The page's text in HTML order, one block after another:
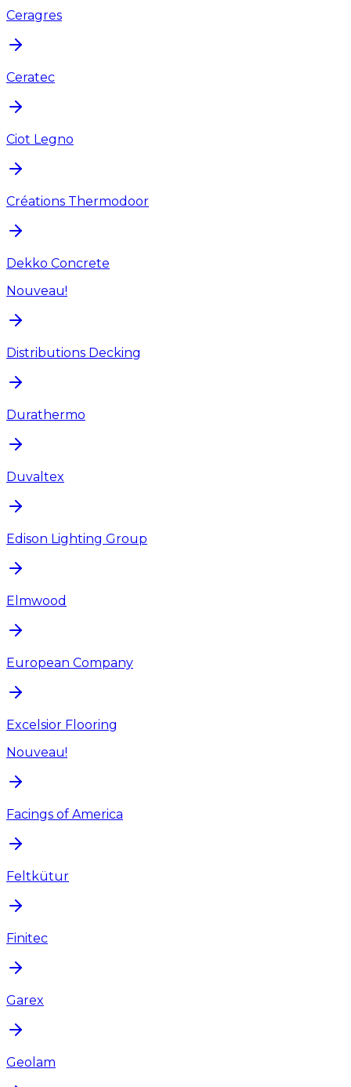
Ceragres
Ceratec
Ciot Legno
Créations Thermodoor
Dekko Concrete
Nouveau!
Distributions Decking
Durathermo
Duvaltex
Edison Lighting Group
Elmwood
European Company
Excelsior Flooring
Nouveau!
Facings of America
Feltkütur
Finitec
Garex
Geolam